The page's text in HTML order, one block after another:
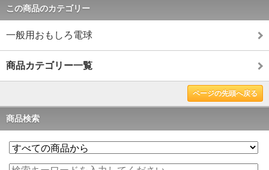
この商品のカテゴリー
一般用おもしろ電球
商品カテゴリー一覧
ページの先頭へ戻る
商品検索